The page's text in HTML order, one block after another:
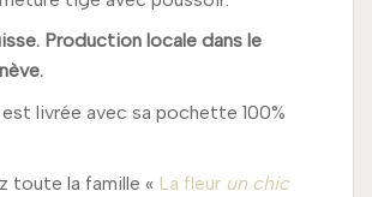
Production locale dans le
livrée avec sa pochette 100%
toute la famille « La fleur un chic